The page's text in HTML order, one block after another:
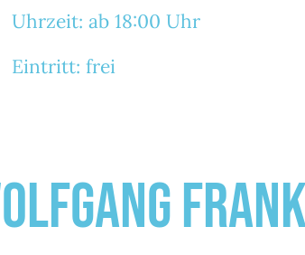
Uhrzeit: ab 18:00 Uhr
Eintritt: frei
Frank